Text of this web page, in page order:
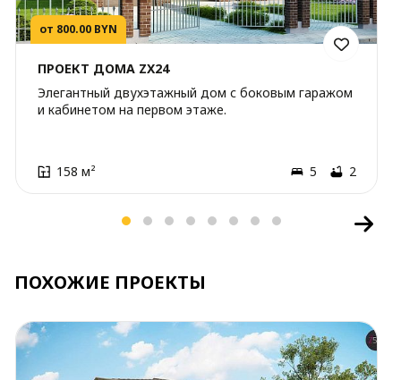
от 800.00 BYN
ПРОЕКТ ДОМА ZX24
Элегантный двухэтажный дом с боковым гаражом
и кабинетом на первом этаже.
158 м² 5 2
ПОХОЖИЕ ПРОЕКТЫ